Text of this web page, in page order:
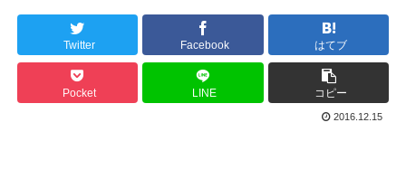
Twitter Facebook はてブ
Pocket LINE コピー
2016.12.15